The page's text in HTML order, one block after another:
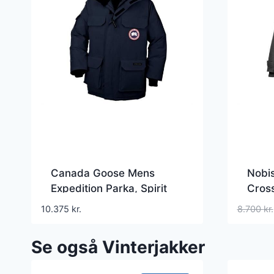
Canada Goose Mens
Expedition Parka, Spirit
10.375 kr. 8.700kr.
Se også Vinterjakker